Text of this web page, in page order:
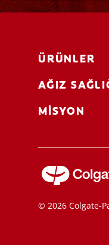
ÜRÜNLER
AĞIZ
MISYON
© 2026 Colgate-